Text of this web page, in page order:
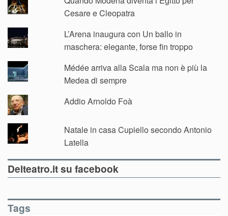
Cesare e Cleopatra
L’Arena inaugura con Un ballo in
maschera: elegante, forse fin troppo
Médée arriva alla Scala ma non è più la
Medea di sempre
Addio Arnoldo Foà
Natale in casa Cupiello secondo Antonio
Latella
Delteatro.it su facebook
Tags